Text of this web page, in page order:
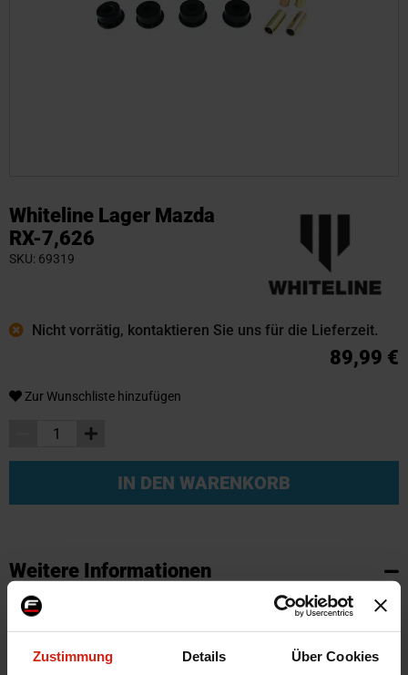
Zustimmung Details Über Cookies
Whiteline Lager Mazda
RX-7,626
SKU 69319
Nicht vorrätig, kontaktieren Sie uns für die Lieferzeit.
89,99 €
Zur Wunschliste hinzufügen
IN DEN WARENKORB
Anfang
der
Bildgalerie
Weitere Informationen
Weitere
SKU
Zertifikat
Kein Gutachten oder ABE